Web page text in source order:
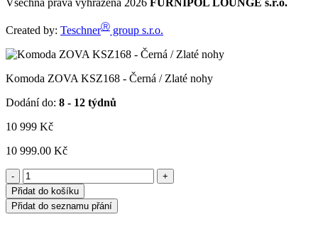
Všechna práva vyhrazena 2026 FURNIPOL LOUNGE s.r.o.
Created by: TeschnerⓇ group s.r.o.
Komoda ZOVA KSZ168 - Černá / Zlaté nohy
Dodání do: 8 - 12 týdnů
10 999 Kč
10 999.00 Kč
-
+
Přidat do košíku
Přidat do seznamu přání